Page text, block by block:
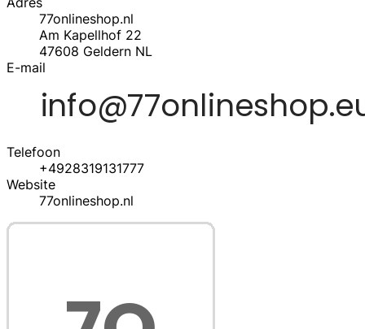
77onlineshop.nl
Am Kapellhof 22
47608 Geldern NL
E-mail
Telefoon
+4928319131777
Website
77onlineshop.nl